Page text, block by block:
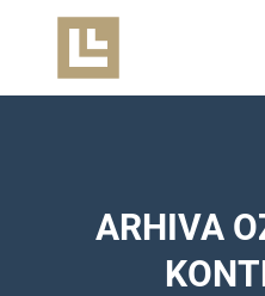
ARHIVA